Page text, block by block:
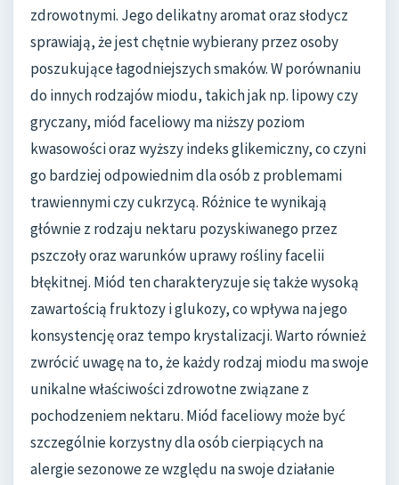
zdrowotnymi. Jego delikatny aromat oraz słodycz
sprawiają, że jest chętnie wybierany przez osoby
poszukujące łagodniejszych smaków. W porównaniu
do innych rodzajów miodu, takich jak np. lipowy czy
gryczany, miód faceliowy ma niższy poziom
kwasowości oraz wyższy indeks glikemiczny, co czyni
go bardziej odpowiednim dla osób z problemami
trawiennymi czy cukrzycą. Różnice te wynikają
głównie z rodzaju nektaru pozyskiwanego przez
pszczoły oraz warunków uprawy rośliny facelii
błękitnej. Miód ten charakteryzuje się także wysoką
zawartością fruktozy i glukozy, co wpływa na jego
konsystencję oraz tempo krystalizacji. Warto również
zwrócić uwagę na to, że każdy rodzaj miodu ma swoje
unikalne właściwości zdrowotne związane z
pochodzeniem nektaru. Miód faceliowy może być
szczególnie korzystny dla osób cierpiących na
alergie sezonowe ze względu na swoje działanie